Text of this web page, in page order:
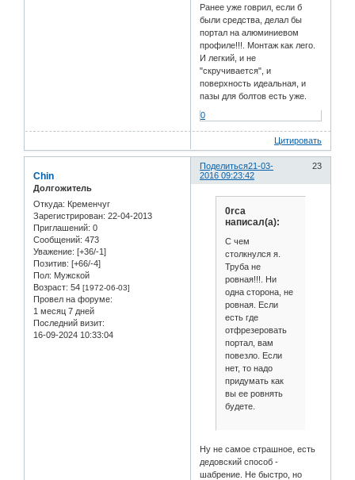
Ранее уже говрил, если б
были средства, делал бы
портал на алюминиевом
профиле!!!. Монтаж как лего.
И легкий, и не
"скручивается", и
поверхность идеальная, и
пазы для болтов есть уже.
0
Цитировать
Поделиться 23
21-03-
2016 09:23:42
Chin
Долгожитель
Откуда: Кременчуг
Зарегистрирован: 22-04-2013
Приглашений: 0
Сообщений: 473
Уважение: [+36/-1]
Позитив: [+66/-4]
Пол: Мужской
Возраст: 54 [1972-06-03]
Провел на форуме:
1 месяц 7 дней
Последний визит:
16-09-2024 10:33:04
0rca
написал(а):
С чем
столкнулся я.
Труба не
ровная!!!. Ни
одна сторона, не
ровная. Если
есть где
отфрезеровать
портал, вам
повезло. Если
нет, то надо
придумать как
вы ее ровнять
будете.
Ну не самое страшное, есть
дедовский способ -
шабрение. Не быстро, но